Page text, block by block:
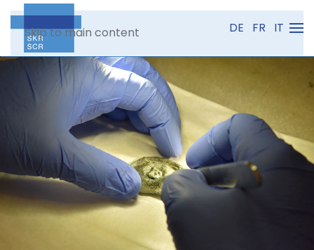
Skip to main content DE FR IT